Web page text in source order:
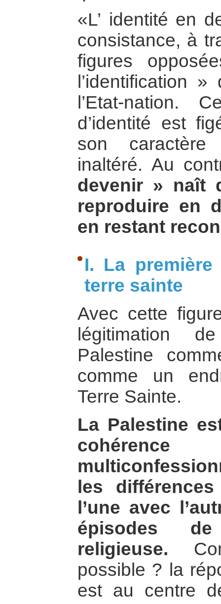
«L’ identité en
consistance, à
figures
l’identification
l’Etat-nation.
d’identité est
son
inaltéré. Au
devenir » naît
reproduire en
en restant
I. La
terre sainte
Avec cette
légitimation
Palestine
comme un
Terre Sainte.
La Palestine
les
l’une avec
épisodes
religieuse.
possible ? la
est au centre